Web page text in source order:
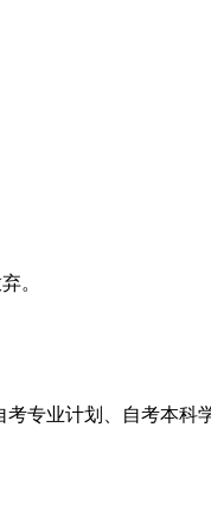
。
专业计划、自考本科